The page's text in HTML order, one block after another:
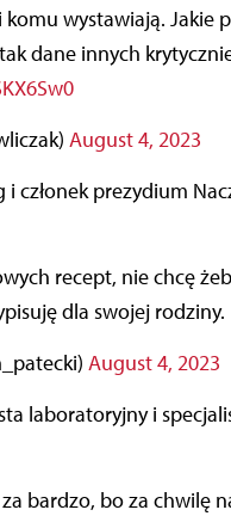
wystawiają. Jakie
dane innych
August 4, 2023
członek prezydium
dla swojej rodziny.
August 4, 2023
laboratoryjny i
za bardzo, bo za chwilę